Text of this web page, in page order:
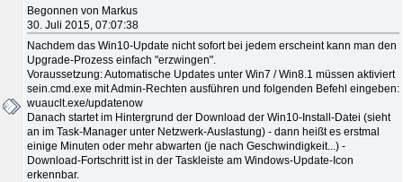
Begonnen von Markus
30. Juli 2015, 07:07:38
Nachdem das Win10-Update nicht sofort bei jedem erscheint kann man den
Upgrade-Prozess einfach "erzwingen".
Voraussetzung: Automatische Updates unter Win7 / Win8.1 müssen aktiviert
sein.cmd.exe mit Admin-Rechten ausführen und folgenden Befehl eingeben:
wuauclt.exe/updatenow
Danach startet im Hintergrund der Download der Win10-Install-Datei (sieht
an im Task-Manager unter Netzwerk-Auslastung) - dann heißt es erstmal
einige Minuten oder mehr abwarten (je nach Geschwindigkeit...) -
Download-Fortschritt ist in der Taskleiste am Windows-Update-Icon
erkennbar.